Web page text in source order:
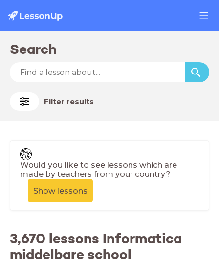
Search
Filter results
Would you like to see lessons which are
made by teachers from your country?
Show lessons
3,670 lessons Informatica
middelbare school